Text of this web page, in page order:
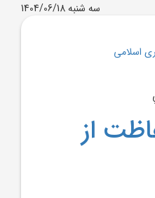
سه شنبه 1404/06/18
اسلامی
از